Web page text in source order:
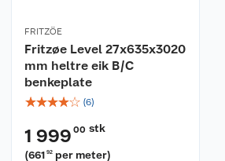
FRITZÖE
Fritzøe Level 27x635x3020
mm heltre eik B/C
benkeplate
☆☆☆☆☆ (6)
1 999 00 stk
(661 92 per meter)